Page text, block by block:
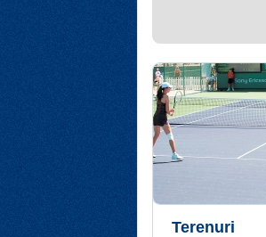
Terenuri